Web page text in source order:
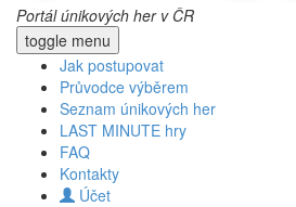
Portál únikových her v ČR
toggle menu
Jak postupovat
Průvodce výběrem
Seznam únikových her
LAST MINUTE hry
FAQ
Kontakty
Účet